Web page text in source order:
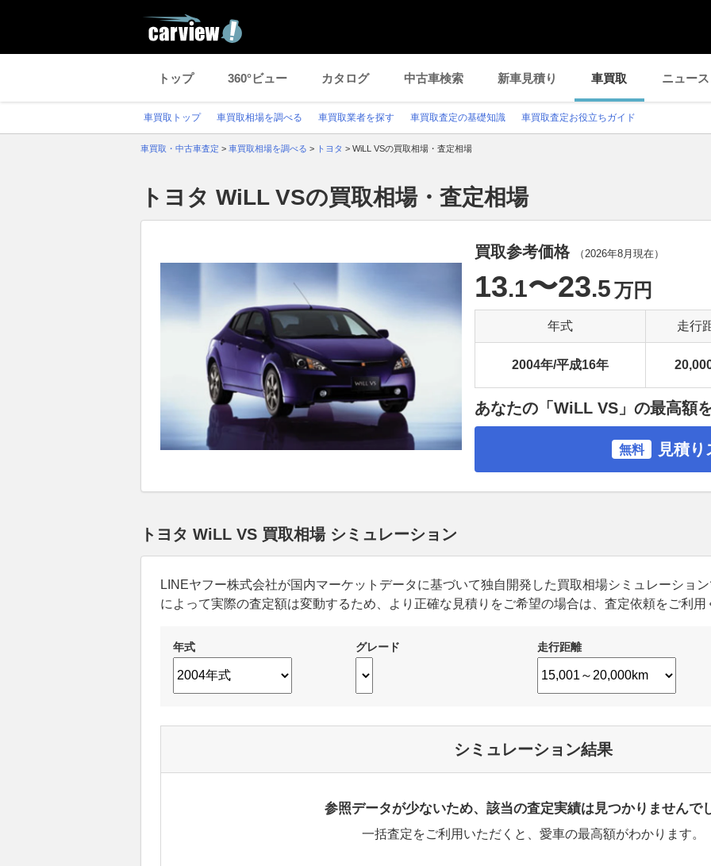
トップ 360°ビュー カタログ 中古車検索 新車見積り 車買取 ニュース
車買取トップ 車買取相場を調べる 車買取業者を探す 車買取査定の基礎知識 車買取査定お役立ちガイド
車買取・中古車査定 > 車買取相場を調べる > トヨタ > WiLL VSの買取相場・査定相場
トヨタ WiLL VSの買取相場・査定相場
買取参考価格 （2026年8月 現在）
13.1〜23.5万円
年式 走行
2004年/平成16年
あなたの「WiLL VS」の最高額
無料 見積
トヨタ WiLL VS 買取相場 シミュレーション
LINEヤフー株式会社が国内マーケットデータに基づいて独自開発した買取相場シミュレーショ
によって実際の査定額は変動するため、より正確な見積りをご希望の場合は、査定依頼をご利用
年式 グレード 走行距離
シミュレーション結果
参照データが少ないため、該当の査定実績は見つかりませんで
一括査定をご利用いただくと、愛車の最高額がわかります。